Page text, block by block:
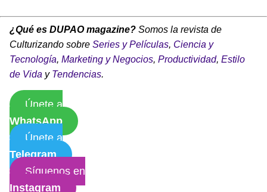
¿Qué es DUPAO magazine? Somos la revista de
Culturizando sobre Series y Películas, Ciencia y
Tecnología, Marketing y Negocios, Productividad, Estilo
de Vida y Tendencias.
Únete a
WhatsApp
Únete a
Telegram
Síguenos en
Instagram